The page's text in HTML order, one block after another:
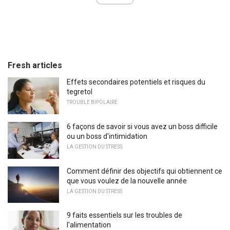
Fresh articles
Effets secondaires potentiels et risques du
tegretol
TROUBLE BIPOLAIRE
6 façons de savoir si vous avez un boss difficile
ou un boss d'intimidation
LA GESTION DU STRESS
Comment définir des objectifs qui obtiennent ce
que vous voulez de la nouvelle année
LA GESTION DU STRESS
9 faits essentiels sur les troubles de
l'alimentation